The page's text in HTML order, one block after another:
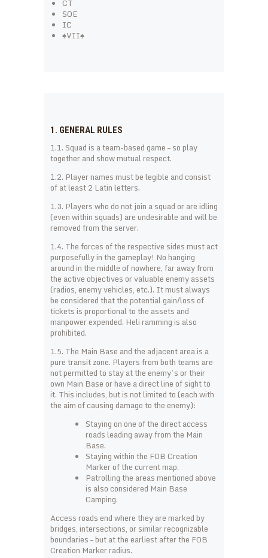
CT
SOE
IC
♠VII♠
1. GENERAL RULES
1.1. Squad is a team-based game – so play
together and show mutual respect.
1.2. Player names must be legible and consist
of at least 2 Latin letters.
1.3. Players who do not join a squad or are idling
(even within squads) are undesirable and will be
removed from the server.
1.4. The forces of the respective sides must act
purposefully in the gameplay! No hanging
around in the middle of nowhere, far away from
the active objectives or valuable enemy assets
(radios, enemy vehicles, etc.). It must always
be considered that the potential gain/loss of
tickets is proportional to the assets and
manpower expended. Heli ramming is also
prohibited.
1.5. The Main Base and the adjacent area is a
pure transit zone. Players from both teams are
not permitted to stay at the enemy’s or their
own Main Base or have a direct line of sight to
it. This includes, but is not limited to (each with
the aim of causing damage to the enemy):
Staying on one of the direct access
roads leading away from the Main
Base.
Staying within the FOB Creation
Marker of the current map.
Patrolling the areas mentioned above
is also considered Main Base
Camping.
Access roads end where they are marked by
bridges, intersections, or similar recognizable
boundaries – but at the earliest after the FOB
Creation Marker radius.